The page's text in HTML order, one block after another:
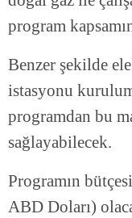
program
Benzer şekilde
istasyonu
programdan bu
sağlayabilecek.
Programın
ABD Doları)